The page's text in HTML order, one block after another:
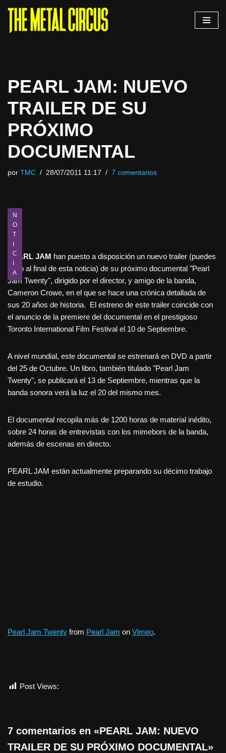
Saltar
PEARL JAM: NUEVO
TRAILER DE SU
PRÓXIMO
DOCUMENTAL
por TMC 28/07/2011 11:17 7 comentarios
N
O
T
I
C
I
A
PEARL JAM han puesto a disposición un nuevo trailer (puedes
verlo al final de esta noticia) de su próximo documental "Pearl
Jam Twenty", dirigido por el director, y amigo de la banda,
Cameron Crowe, en el que se hace una crónica detallada de
sus 20 años de historia. El estreno de este trailer coincide con
el anuncio de la premiere del documental en el prestigioso
Toronto International Film Festival el 10 de Septiembre.
A nivel mundial, este documental se estrenará en DVD a partir
del 25 de Octubre. Un libro, también titulado "Pearl Jam
Twenty", se publicará el 13 de Septiembre, mientras que la
banda sonora verá la luz el 20 del mismo mes.
El documental recopila más de 1200 horas de material inédito,
sobre 24 horas de entrevistas con los mimebors de la banda,
además de escenas en directo.
PEARL JAM están actualmente preparando su décimo trabajo
de estudio.
Pearl Jam Twenty from Pearl Jam on Vimeo.
Post Views:
7 comentarios en «PEARL JAM: NUEVO
TRAILER DE SU PRÓXIMO DOCUMENTAL»